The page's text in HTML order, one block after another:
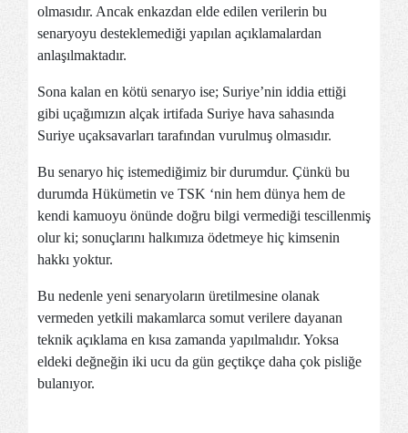
olmasıdır. Ancak enkazdan elde edilen verilerin bu
senaryoyu desteklemediği yapılan açıklamalardan
anlaşılmaktadır.
Sona kalan en kötü senaryo ise; Suriye’nin iddia ettiği
gibi uçağımızın alçak irtifada Suriye hava sahasında
Suriye uçaksavarları tarafından vurulmuş olmasıdır.
Bu senaryo hiç istemediğimiz bir durumdur. Çünkü bu
durumda Hükümetin ve TSK ‘nin hem dünya hem de
kendi kamuoyu önünde doğru bilgi vermediği tescillenmiş
olur ki; sonuçlarını halkımıza ödetmeye hiç kimsenin
hakkı yoktur.
Bu nedenle yeni senaryoların üretilmesine olanak
vermeden yetkili makamlarca somut verilere dayanan
teknik açıklama en kısa zamanda yapılmalıdır. Yoksa
eldeki değneğin iki ucu da gün geçtikçe daha çok pisliğe
bulanıyor.